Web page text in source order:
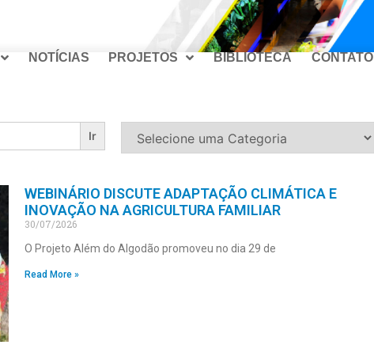
NOTÍCIAS PROJETOS BIBLIOTECA CONTATO
WEBINÁRIO DISCUTE ADAPTAÇÃO CLIMÁTICA E
INOVAÇÃO NA AGRICULTURA FAMILIAR
30/07/2026
O Projeto Além do Algodão promoveu no dia 29 de
Read More »